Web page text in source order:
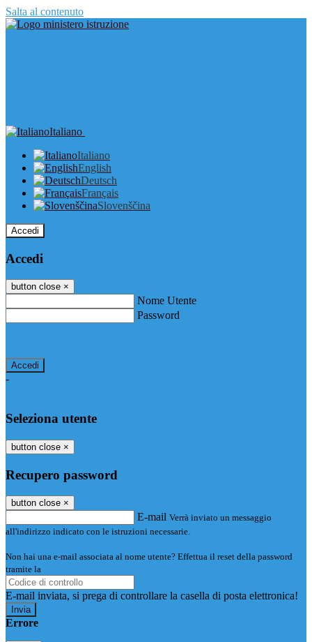
Salta al contenuto
Italiano
Italiano
English
Deutsch
Français
Slovenščina
Accedi
Accedi
button close ×
Nome Utente
Password
-
Seleziona utente
button close ×
Recupero password
button close ×
E-mail Verrà inviato un messaggio
all'indirizzo indicato con le istruzioni necessarie.
Non hai una e-mail associata al nome utente? Effettua il reset della password
tramite la
E-mail inviata, si prega di controllare la casella di posta elettronica!
Errore